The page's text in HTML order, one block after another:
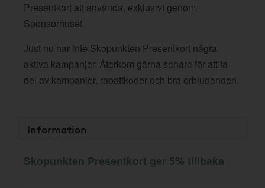
Presentkort att använda, exklusivt genom
Sponsorhuset.
Just nu har inte Skopunkten Presentkort några
aktiva kampanjer. Återkom gärna senare för att ta
del av kampanjer, rabattkoder och bra erbjudanden.
Information
Skopunkten Presentkort ger 5% tillbaka